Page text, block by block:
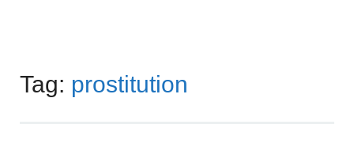
Main menu
content
Tag: prostitution